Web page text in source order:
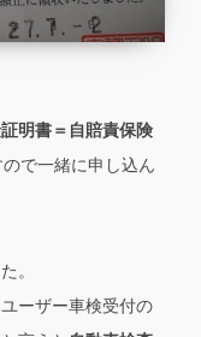
明書＝自賠責保険
で一緒に申し込ん
。
ーザー車検受付の